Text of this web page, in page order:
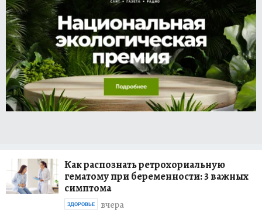
Как распознать ретрохориальную
гематому при беременности: 3 важных
симптома
вчера
ЗДОРОВЬЕ